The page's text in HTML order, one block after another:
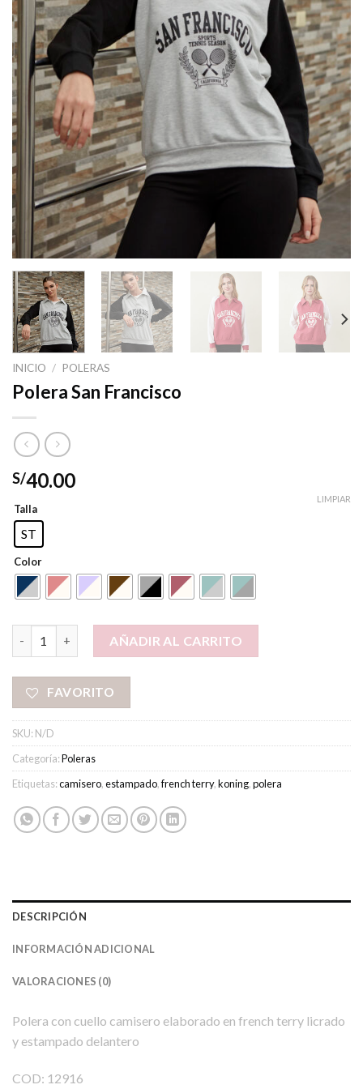
INICIO / POLERAS
Polera San Francisco
S/40.00
Talla
ST
Color
LIMPIAR
Polera San Francisco cantidadAÑADIR AL CARRITO
FAVORITO
SKU: N/D
Categoría:Poleras
Etiquetas:camisero,estampado,french terry,koning,polera
DESCRIPCIÓN
INFORMACIÓN ADICIONAL
VALORACIONES (0)
Polera con cuello camisero elaborado en french terry licrado
y estampado delantero
COD: 12916